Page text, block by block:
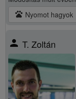
pets Nyomot hagyok
person T. Zoltán